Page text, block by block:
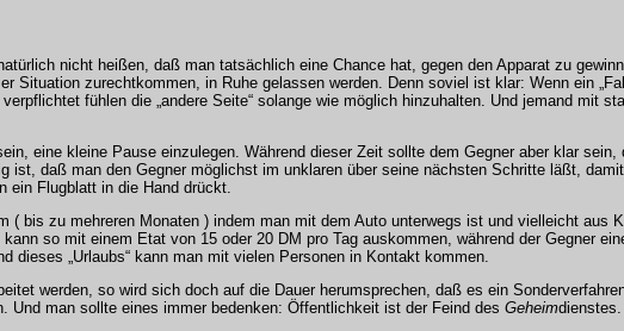
nicht heißen, daß man tatsächlich eine Chance hat, gegen den Apparat zu
Situation zurechtkommen, in Ruhe gelassen werden. Denn soviel ist klar: Wenn ein
fühlen die „andere Seite“ solange wie möglich hinzuhalten. Und jemand mit
eine kleine Pause einzulegen. Während dieser Zeit sollte dem Gegner aber klar
ist, daß man den Gegner möglichst im unklaren über seine nächsten Schritte läßt,
ein Flugblatt in die Hand drückt.
( bis zu mehreren Monaten ) indem man mit dem Auto unterwegs ist und vielleicht
so mit einem Etat von 15 oder 20 DM pro Tag auskommen, während der Gegner
dieses „Urlaubs“ kann man mit vielen Personen in Kontakt kommen.
werden, so wird sich doch auf die Dauer herumsprechen, daß es ein
Und man sollte eines immer bedenken: Öffentlichkeit ist der Feind des Geheimdienstes.